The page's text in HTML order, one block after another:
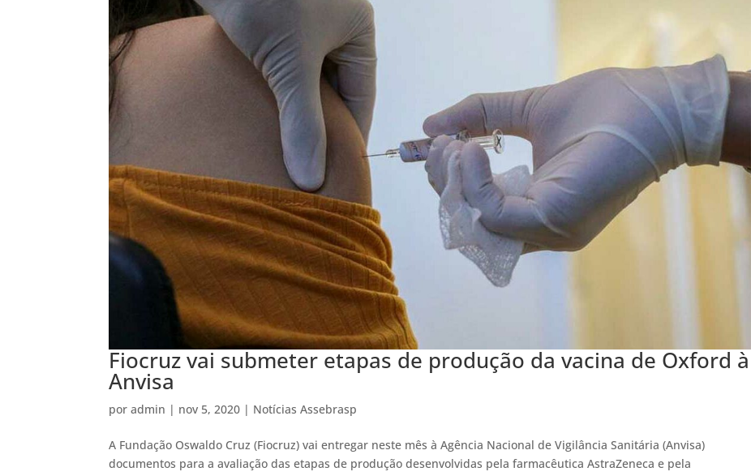
Fiocruz vai submeter etapas de produção da vacina de Oxford à
Anvisa
poradmin | nov 5, 2020 | Notícias Assebrasp
A Fundação Oswaldo Cruz (Fiocruz) vai entregar neste mês à Agência Nacional de Vigilância Sanitária (Anvisa)
documentos para a avaliação das etapas de produção desenvolvidas pela farmacêutica AstraZeneca e pela